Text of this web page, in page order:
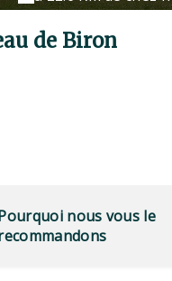
de Biron
nous vous le